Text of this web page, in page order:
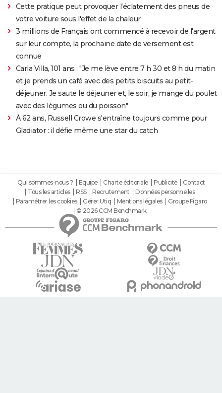
Cette pratique peut provoquer l'éclatement des pneus de
votre voiture sous l'effet de la chaleur
3 millions de Français ont commencé à recevoir de l'argent
sur leur compte, la prochaine date de versement est
connue
Carla Villa, 101 ans : "Je me lève entre 7 h 30 et 8 h du matin
et je prends un café avec des petits biscuits au petit-
déjeuner. Je saute le déjeuner et, le soir, je mange du poulet
avec des légumes ou du poisson"
À 62 ans, Russell Crowe s'entraîne toujours comme pour
Gladiator : il défie même une star du catch
Qui sommes-nous ? Equipe Charte éditoriale Publicité
Contact
Tous les articles
RSS Recrutement
Données personnelles
Paramétrer les cookies
Gérer Utiq Mentions légales
Groupe Figaro
© 2026 CCM Benchmark